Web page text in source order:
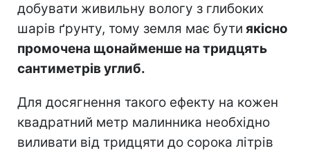
добувати живильну вологу з глибоких
шарів ґрунту, тому земля має бути якісно
промочена щонайменше на тридцять
сантиметрів углиб.
Для досягнення такого ефекту на кожен
квадратний метр малинника необхідно
виливати від тридцяти до сорока літрів